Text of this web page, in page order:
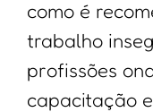
como é
trabalho
profissões
capacitação